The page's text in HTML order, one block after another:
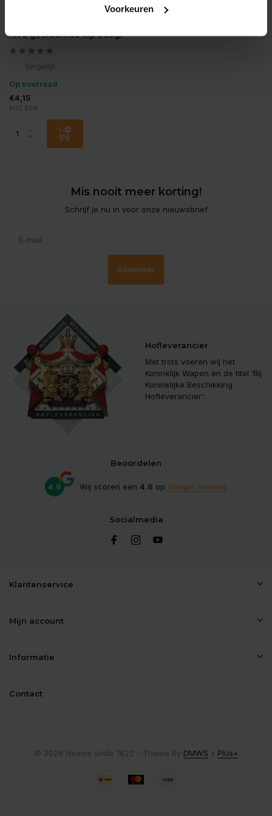
Voorkeuren
Kivo gestoomde kip 600gr
Vergelijk
Op voorraad
€4,15
Incl. btw
Mis nooit meer korting!
Schrijf je nu in voor onze nieuwsbrief
Abonneer
Hofleverancier
Met trots voeren wij het
Koninklijk Wapen en de titel ‘Bij
Koninklijke Beschikking
Hofleverancier'.
Beoordelen
4.6 Wij scoren een 4.6 op Google reviews
Socialmedia
Klantenservice
Mijn account
Informatie
Contact
© 2026 Heems sinds 1822 - Theme By DMWS x Plus+